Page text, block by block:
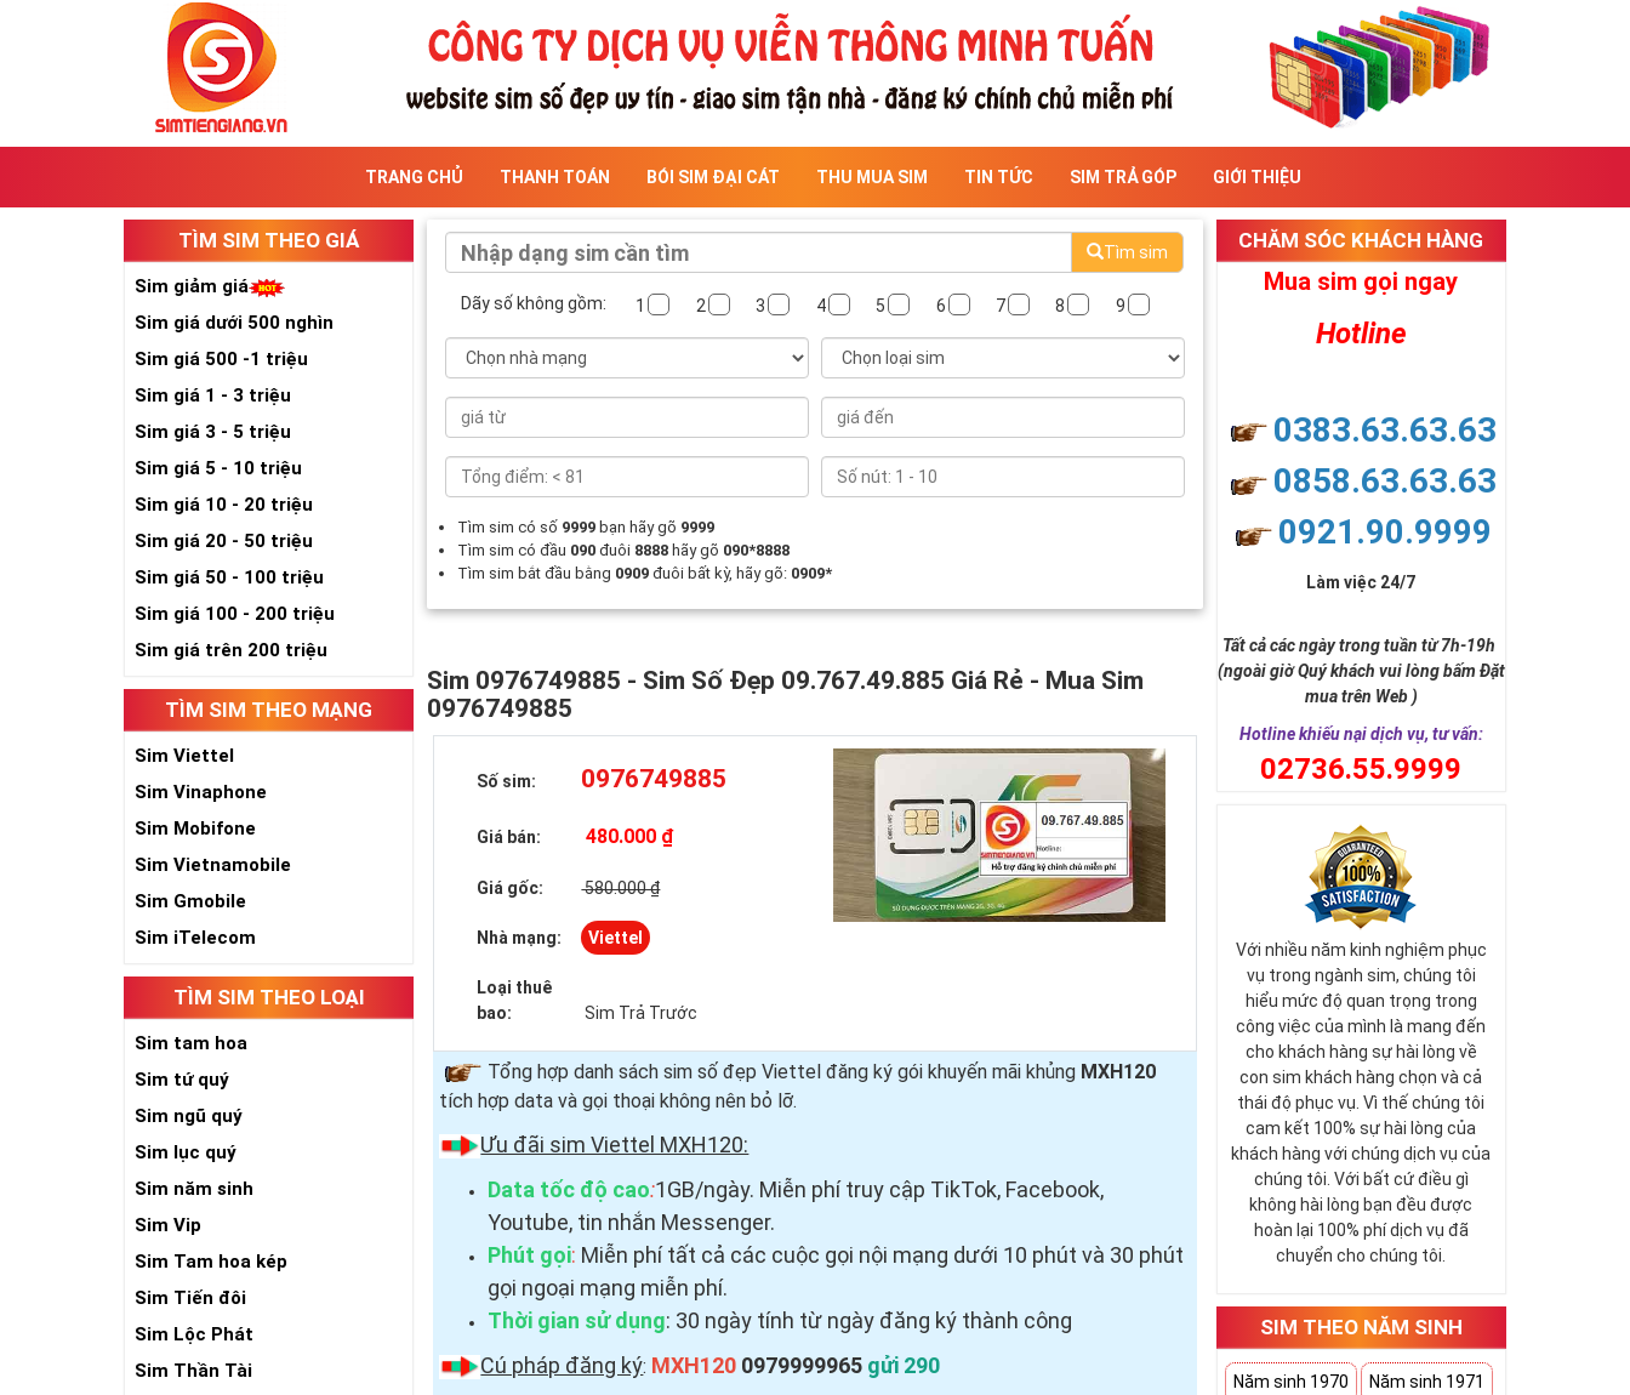
TRANG CHỦ THANH TOÁN BÓI SIM ĐẠI CÁT THU MUA SIM TIN TỨC SIM TRẢ GÓP GIỚI THIỆU
TÌM SIM THEO GIÁ
Sim giảm giá
Sim giá dưới 500 nghìn
Sim giá 500 -1 triệu
Sim giá 1 - 3 triệu
Sim giá 3 - 5 triệu
Sim giá 5 - 10 triệu
Sim giá 10 - 20 triệu
Sim giá 20 - 50 triệu
Sim giá 50 - 100 triệu
Sim giá 100 - 200 triệu
Sim giá trên 200 triệu
TÌM SIM THEO MẠNG
Sim Viettel
Sim Vinaphone
Sim Mobifone
Sim Vietnamobile
Sim Gmobile
Sim iTelecom
TÌM SIM THEO LOẠI
Sim tam hoa
Sim tứ quý
Sim ngũ quý
Sim lục quý
Sim năm sinh
Sim Vip
Sim Tam hoa kép
Sim Tiến đôi
Sim Lộc Phát
Sim Thần Tài
Tìm sim
Dãy số không gồm: 1 2 3 4 5 6 7 8 9
Tìm sim có số 9999 bạn hãy gõ 9999
Tìm sim có đầu 090đuôi 8888 hãy gõ 090*8888
Tìm sim bắt đầu bằng 0909 đuôi bất kỳ, hãy gõ: 0909*
Sim 0976749885 - Sim Số Đẹp 09.767.49.885 Giá Rẻ - Mua Sim
0976749885
Số sim: 0976749885
Giá bán: 480.000 ₫
Giá gốc: 580.000 ₫
Nhà mạng: Viettel
Loại thuê
bao:
Sim Trả Trước
Tổng hợp danh sách sim số đẹp Viettel đăng ký gói khuyến mãi khủng MXH120
tích hợp data và gọi thoại không nên bỏ lỡ.
Ưu đãi sim Viettel MXH120:
Data tốc độ cao:1GB/ngày. Miễn phí truy cập TikTok, Facebook,
Youtube, tin nhắn Messenger.
Phút gọi: Miễn phí tất cả các cuộc gọi nội mạng dưới 10 phút và 30 phút
gọi ngoại mạng miễn phí.
Thời gian sử dụng: 30 ngày tính từ ngày đăng ký thành công
Cú pháp đăng ký: MXH120 0979999965 gửi 290
CHĂM SÓC KHÁCH HÀNG
Mua sim gọi ngay
Hotline
0383.63.63.63
0858.63.63.63
0921.90.9999
Làm việc 24/7
Tất cả các ngày trong tuần từ 7h-19h
(ngoài giờ Quý khách vui lòng bấm Đặt
mua trên Web )
Hotline khiếu nại dịch vụ, tư vấn:
02736.55.9999
Với nhiều năm kinh nghiệm phục
vụ trong ngành sim, chúng tôi
hiểu mức độ quan trọng trong
công việc của mình là mang đến
cho khách hàng sự hài lòng về
con sim khách hàng chọn và cả
thái độ phục vụ. Vì thế chúng tôi
cam kết 100% sự hài lòng của
khách hàng với chúng dịch vụ của
chúng tôi. Với bất cứ điều gì
không hài lòng bạn đều được
hoàn lại 100% phí dịch vụ đã
chuyển cho chúng tôi.
SIM THEO NĂM SINH
Năm sinh 1970 Năm sinh 1971